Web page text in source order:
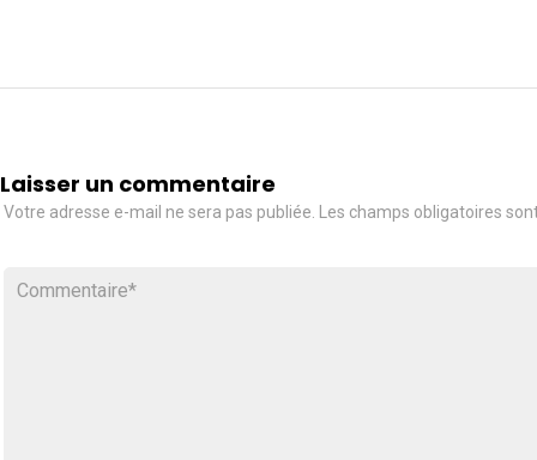
Laisser un commentaire
Votre adresse e-mail ne sera pas publiée. Les champs obligatoires